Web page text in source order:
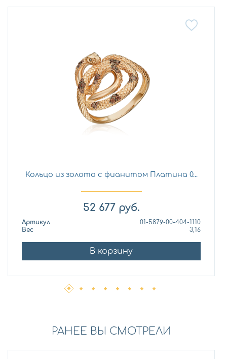
Кольцо из золота с фианитом Платина 0...
52 677 руб.
Артикул
01-5879-00-404-1110
Вес
3,16
В корзину
РАНЕЕ ВЫ СМОТРЕЛИ